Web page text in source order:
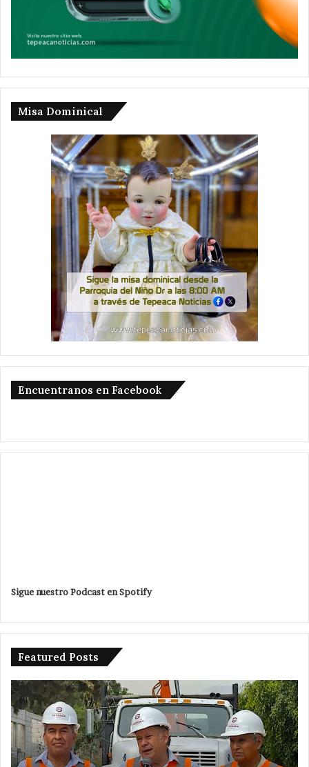
Misa Dominical
Encuentranos en Facebook
Sigue nuestro Podcast en Spotify
Featured Posts
Da
banderazo
Velázquez
Romero
ampliación
a
en